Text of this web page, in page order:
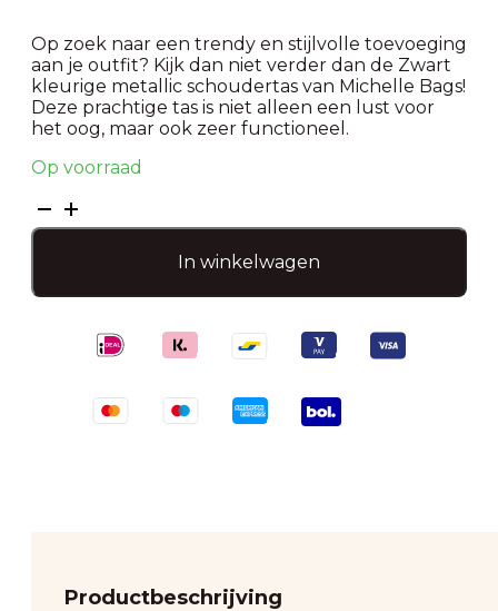
Op zoek naar een trendy en stijlvolle toevoeging
aan je outfit? Kijk dan niet verder dan de Zwart
kleurige metallic schoudertas van Michelle Bags!
Deze prachtige tas is niet alleen een lust voor
het oog, maar ook zeer functioneel.
Op voorraad
Metallic
schoudertasje-
In winkelwagen
Productbeschrijving